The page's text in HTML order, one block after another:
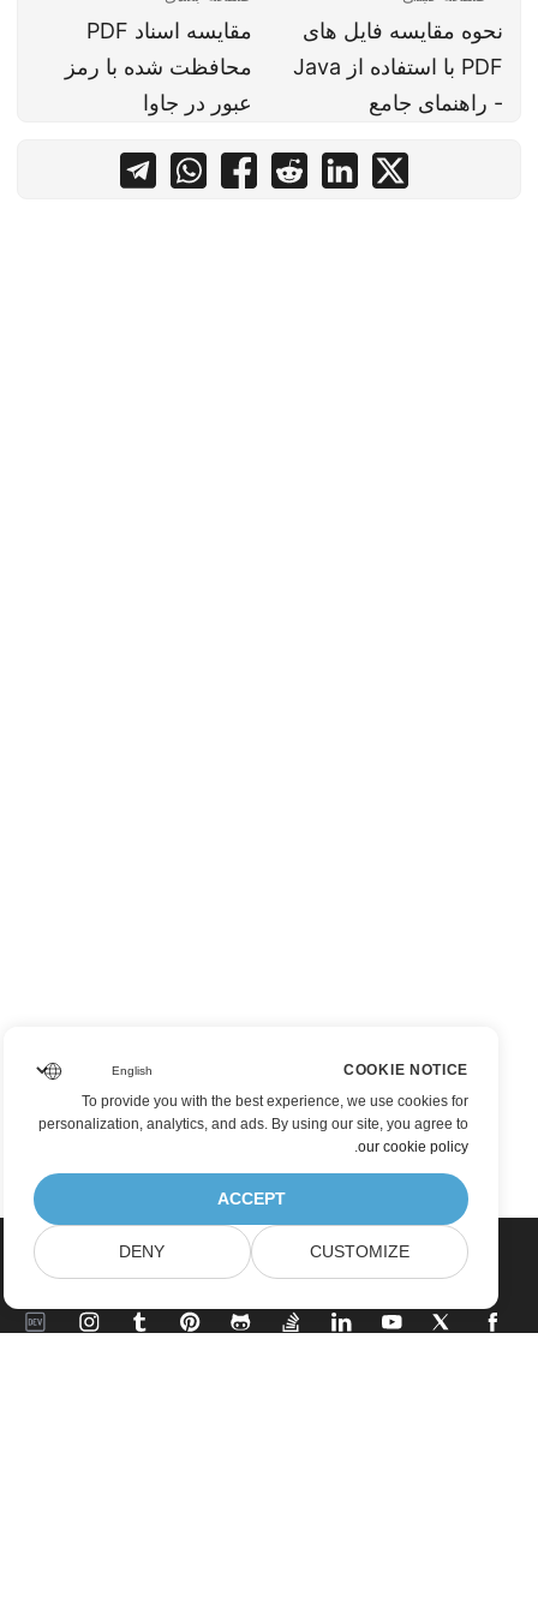
نحوه مقایسه فایل های
PDF با استفاده از Java
- راهنمای جامع
مقایسه اسناد PDF
محافظت شده با رمز
عبور در جاوا
COOKIE NOTICE
To provide you with the best experience, we use cookies for
personalization, analytics, and ads. By using our site, you agree to
our cookie policy
.
ACCEPT
CUSTOMIZE
DENY